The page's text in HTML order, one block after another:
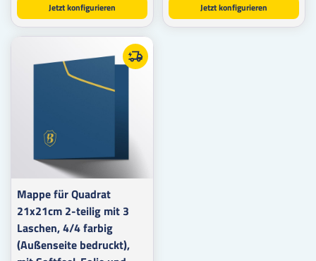
Jetzt konfigurieren Jetzt konfigurieren
Mappe für Quadrat
21x21cm 2-teilig mit 3
Laschen, 4/4 farbig
(Außenseite bedruckt),